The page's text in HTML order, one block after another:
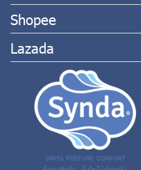
Shopee
Lazada